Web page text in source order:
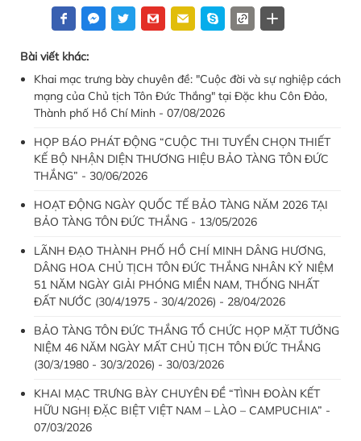
Bài viết khác:
Khai mạc trưng bày chuyên đề: "Cuộc đời và sự nghiệp cách
mạng của Chủ tịch Tôn Đức Thắng" tại Đặc khu Côn Đảo,
Thành phố Hồ Chí Minh - 07/08/2026
HỌP BÁO PHÁT ĐỘNG “CUỘC THI TUYỂN CHỌN THIẾT
KẾ BỘ NHẬN DIỆN THƯƠNG HIỆU BẢO TÀNG TÔN ĐỨC
THẮNG” - 30/06/2026
HOẠT ĐỘNG NGÀY QUỐC TẾ BẢO TÀNG NĂM 2026 TẠI
BẢO TÀNG TÔN ĐỨC THẮNG - 13/05/2026
LÃNH ĐẠO THÀNH PHỐ HỒ CHÍ MINH DÂNG HƯƠNG,
DÂNG HOA CHỦ TỊCH TÔN ĐỨC THẮNG NHÂN KỶ NIỆM
51 NĂM NGÀY GIẢI PHÓNG MIỀN NAM, THỐNG NHẤT
ĐẤT NƯỚC (30/4/1975 - 30/4/2026) - 28/04/2026
BẢO TÀNG TÔN ĐỨC THẮNG TỔ CHỨC HỌP MẶT TƯỞNG
NIỆM 46 NĂM NGÀY MẤT CHỦ TỊCH TÔN ĐỨC THẮNG
(30/3/1980 - 30/3/2026) - 30/03/2026
KHAI MẠC TRƯNG BÀY CHUYÊN ĐỀ “TÌNH ĐOÀN KẾT
HỮU NGHỊ ĐẶC BIỆT VIỆT NAM – LÀO – CAMPUCHIA” -
07/03/2026